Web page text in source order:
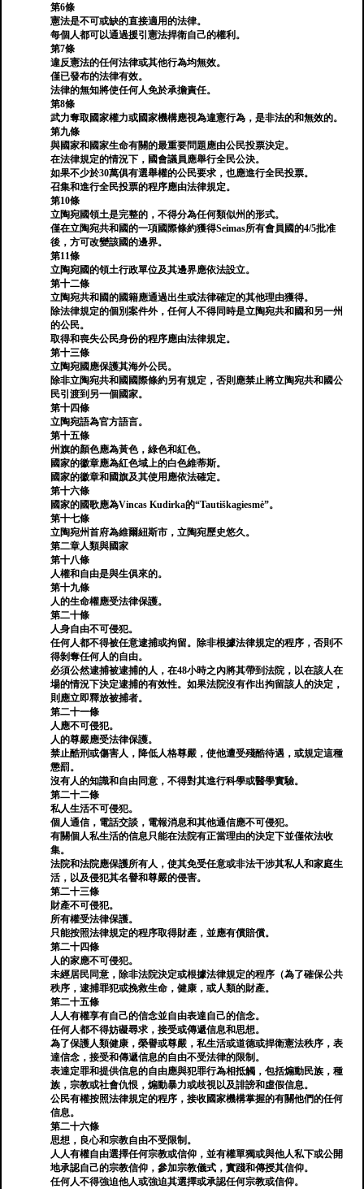
第6條
憲法是不可或缺的直接適用的法律。
每個人都可以通過援引憲法捍衛自己的權利。
第7條
違反憲法的任何法律或其他行為均無效。
僅已發布的法律有效。
法律的無知將使任何人免於承擔責任。
第8條
武力奪取國家權力或國家機構應視為違憲行為，是非法的和無效的。
第九條
與國家和國家生命有關的最重要問題應由公民投票決定。
在法律規定的情況下，國會議員應舉行全民公決。
如果不少於30萬俱有選舉權的公民要求，也應進行全民投票。
召集和進行全民投票的程序應由法律規定。
第10條
立陶宛國領土是完整的，不得分為任何類似州的形式。
僅在立陶宛共和國的一項國際條約獲得Seimas所有會員國的4/5批准
後，方可改變該國的邊界。
第11條
立陶宛國的領土行政單位及其邊界應依法設立。
第十二條
立陶宛共和國的國籍應通過出生或法律確定的其他理由獲得。
除法律規定的個別案件外，任何人不得同時是立陶宛共和國和另一州
的公民。
取得和喪失公民身份的程序應由法律規定。
第十三條
立陶宛國應保護其海外公民。
除非立陶宛共和國國際條約另有規定，否則應禁止將立陶宛共和國公
民引渡到另一個國家。
第十四條
立陶宛語為官方語言。
第十五條
州旗的顏色應為黃色，綠色和紅色。
國家的徽章應為紅色域上的白色維蒂斯。
國家的徽章和國旗及其使用應依法確定。
第十六條
國家的國歌應為Vincas Kudirka的“Tautiškagiesmė”。
第十七條
立陶宛州首府為維爾紐斯市，立陶宛歷史悠久。
第二章人類與國家
第十八條
人權和自由是與生俱來的。
第十九條
人的生命權應受法律保護。
第二十條
人身自由不可侵犯。
任何人都不得被任意逮捕或拘留。除非根據法律規定的程序，否則不
得剝奪任何人的自由。
必須公然逮捕被逮捕的人，在48小時之內將其帶到法院，以在該人在
場的情況下決定逮捕的有效性。如果法院沒有作出拘留該人的決定，
則應立即釋放被捕者。
第二十一條
人應不可侵犯。
人的尊嚴應受法律保護。
禁止酷刑或傷害人，降低人格尊嚴，使他遭受殘酷待遇，或規定這種
懲罰。
沒有人的知識和自由同意，不得對其進行科學或醫學實驗。
第二十二條
私人生活不可侵犯。
個人通信，電話交談，電報消息和其他通信應不可侵犯。
有關個人私生活的信息只能在法院有正當理由的決定下並僅依法收
集。
法院和法院應保護所有人，使其免受任意或非法干涉其私人和家庭生
活，以及侵犯其名譽和尊嚴的侵害。
第二十三條
財產不可侵犯。
所有權受法律保護。
只能按照法律規定的程序取得財產，並應有償賠償。
第二十四條
人的家應不可侵犯。
未經居民同意，除非法院決定或根據法律規定的程序（為了確保公共
秩序，逮捕罪犯或挽救生命，健康，或人類的財產。
第二十五條
人人有權享有自己的信念並自由表達自己的信念。
任何人都不得妨礙尋求，接受或傳遞信息和思想。
為了保護人類健康，榮譽或尊嚴，私生活或道德或捍衛憲法秩序，表
達信念，接受和傳遞信息的自由不受法律的限制。
表達定罪和提供信息的自由應與犯罪行為相抵觸，包括煽動民族，種
族，宗教或社會仇恨，煽動暴力或歧視以及誹謗和虛假信息。
公民有權按照法律規定的程序，接收國家機構掌握的有關他們的任何
信息。
第二十六條
思想，良心和宗教自由不受限制。
人人有權自由選擇任何宗教或信仰，並有權單獨或與他人私下或公開
地承認自己的宗教信仰，參加宗教儀式，實踐和傳授其信仰。
任何人不得強迫他人或強迫其選擇或承認任何宗教或信仰。